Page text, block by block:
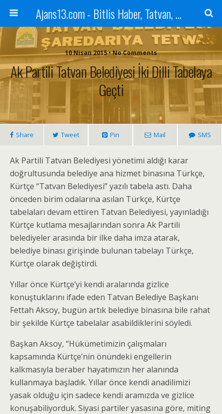
Ajans13.com - Bitlis Haber, Tatvan, Ahlat, Adilcevaz, Mutki, Hizan, Güroymak, Gazete, Ajans, 13, Haber
10 Nisan 2015 • No Comments
Ak Partili Tatvan Belediyesi İki Dilli Tabelaya
Geçti
Share Tweet Pin Mail SMS
Ak Partili Tatvan Belediyesi yönetimi aldığı karar
doğrultusunda belediye ana hizmet binasına Türkçe,
Kürtçe “Tatvan Belediyesi” yazılı tabela astı. Daha
önceden birim odalarına asılan Türkçe, Kürtçe
tabelaları devam ettiren Tatvan Belediyesi, yayınladığı
Kürtçe kutlama mesajlarından sonra Ak Partili
belediyeler arasında bir ilke daha imza atarak,
belediye binası girişinde bulunan tabelayı Türkçe,
Kürtçe olarak değiştirdi.
Yıllar önce Kürtçe’yi kendi aralarında gizlice
konuştuklarını ifade eden Tatvan Belediye Başkanı
Fettah Aksoy, bugün artık belediye binasına bile rahat
bir şekilde Kürtçe tabelalar asabildiklerini söyledi.
Başkan Aksoy, “Hükümetimizin çalışmaları
kapsamında Kürtçe’nin önündeki engellerin
kalkmasıyla beraber hayatımızın her alanında
kullanmaya başladık. Yıllar önce kendi anadilimizi
yasak olduğu için sadece kendi aramızda ve gizlice
konuşabiliyorduk. Siyasi partiler yasasına göre, miting